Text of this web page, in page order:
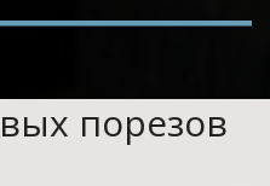
порезов